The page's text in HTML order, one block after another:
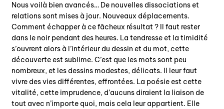
Nous voilà bien avancés… De nouvelles dissociations et
relations sont mises à jour. Nouveaux déplacements.
Comment échapper à ce fâcheux résultat ? Il faut rester
dans le noir pendant des heures. La tendresse et la timidité
s’ouvrent alors à l’intérieur du dessin et du mot, cette
découverte est sublime. C’est que les mots sont peu
nombreux, et les dessins modestes, délicats. Il leur faut
vivre des vies différentes, effrontées. La poésie est cette
vitalité, cette imprudence, d’aucuns diraient la liaison de
tout avec n’importe quoi, mais cela leur appartient. Elle